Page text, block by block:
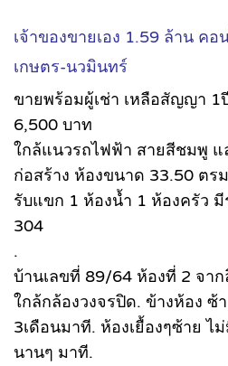
เจ้าของขายเอง 1.59 ล้าน ค
เกษตร-นวมินทร์
ขายพร้อมผู้เช่า เหลือสัญญา 1
6,500 บาท
ใกล้แนวรถไฟฟ้า สายสีชมพู แ
ก่อสร้าง ห้องขนาด 33.50 ตร
รับแขก 1 ห้องน้ำ 1 ห้องครัว
304
.
บ้านเลขที่ 89/64 ห้องที่ 2 จา
ใกล้กล้องวงจรปิด. ข้างห้อง ซ้
3เดือนมาที. ห้องเยื้องๆซ้าย ไ
นานๆ มาที.